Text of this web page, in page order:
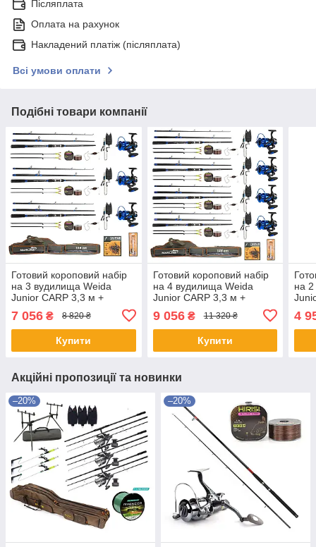
Післяплата
Оплата на рахунок
Накладений платіж (післяплата)
Всі умови оплати
Подібні товари компанії
Готовий короповий набір
на 3 вудилища Weida
Junior CARP 3,3 м +
котушки + стійки + свінгери
+ сигналізатори + волосінь
+ чохол
7 056 ₴ 8 820 ₴
Купити
Готовий короповий набір
на 4 вудилища Weida
Junior CARP 3,3 м +
котушки + стійки + свінгери
+ сигналізатори + волосінь
+ чохол
9 056₴ 11 320 ₴
Купити
на
+
+
4
Акційні пропозиції та новинки
–20% –20%